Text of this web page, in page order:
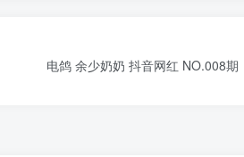
电鸽 余少奶奶 抖音网红 NO.008